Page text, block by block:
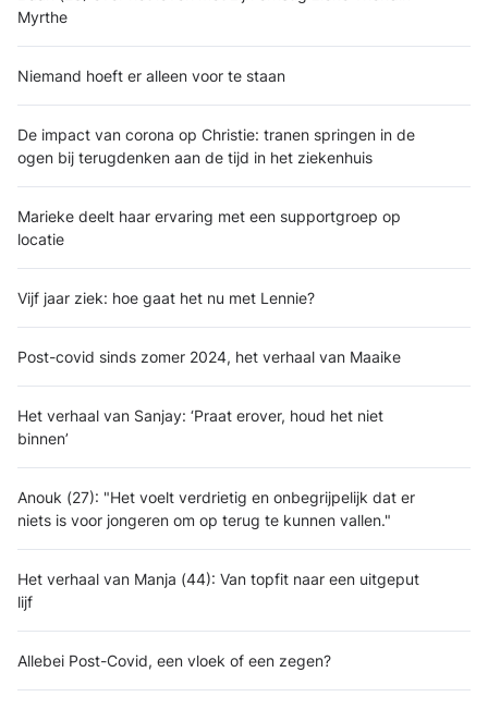
Myrthe
Niemand hoeft er alleen voor te staan
De impact van corona op Christie: tranen springen in de
ogen bij terugdenken aan de tijd in het ziekenhuis
Marieke deelt haar ervaring met een supportgroep op
locatie
Vijf jaar ziek: hoe gaat het nu met Lennie?
Post-covid sinds zomer 2024, het verhaal van Maaike
Het verhaal van Sanjay: ‘Praat erover, houd het niet
binnen’
Anouk (27): "Het voelt verdrietig en onbegrijpelijk dat er
niets is voor jongeren om op terug te kunnen vallen."
Het verhaal van Manja (44): Van topfit naar een uitgeput
lijf
Allebei Post-Covid, een vloek of een zegen?